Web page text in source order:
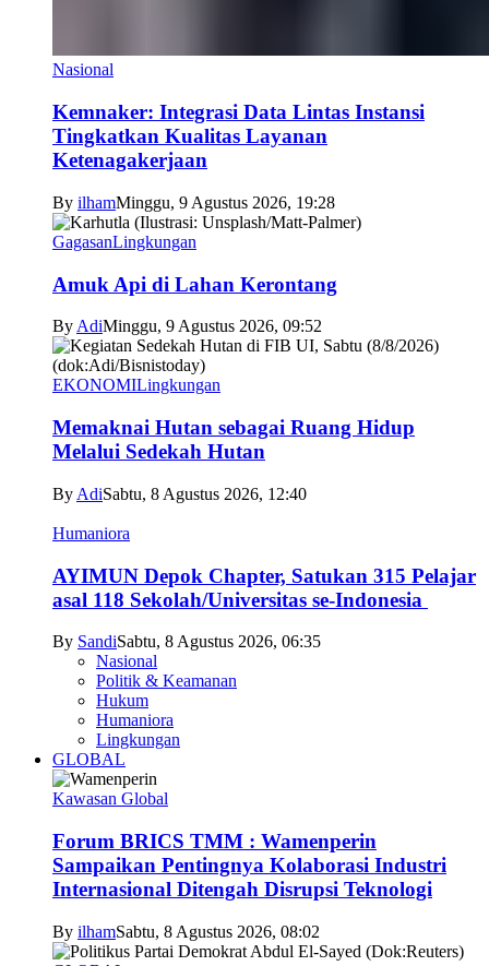
Nasional
Kemnaker: Integrasi Data Lintas Instansi
Tingkatkan Kualitas Layanan
Ketenagakerjaan
By ilhamMinggu, 9 Agustus 2026, 19:28
GagasanLingkungan
Amuk Api di Lahan Kerontang
By AdiMinggu, 9 Agustus 2026, 09:52
EKONOMILingkungan
Memaknai Hutan sebagai Ruang Hidup
Melalui Sedekah Hutan
By AdiSabtu, 8 Agustus 2026, 12:40
Humaniora
AYIMUN Depok Chapter, Satukan 315 Pelajar
asal 118 Sekolah/Universitas se-Indonesia
By SandiSabtu, 8 Agustus 2026, 06:35
Nasional
Politik & Keamanan
Hukum
Humaniora
Lingkungan
GLOBAL
Kawasan Global
Forum BRICS TMM : Wamenperin
Sampaikan Pentingnya Kolaborasi Industri
Internasional Ditengah Disrupsi Teknologi
By ilhamSabtu, 8 Agustus 2026, 08:02